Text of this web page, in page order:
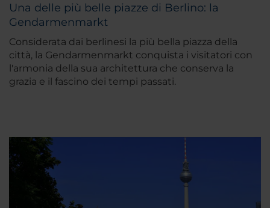
Una delle più belle piazze di Berlino: la
Gendarmenmarkt
Considerata dai berlinesi la più bella piazza della
città, la Gendarmenmarkt conquista i visitatori con
l'armonia della sua architettura che conserva la
grazia e il fascino dei tempi passati.